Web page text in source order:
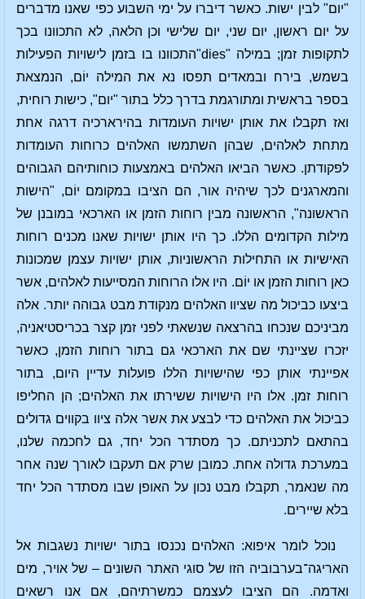
"יום" לבין ישות. כאשר דיברו על ימי השבוע כפי שאנו מדברים
על יום ראשון, יום שני, יום שלישי וכן הלאה, לא התכוונו בכך
לתקופות זמן; במילה "dies"התכוונו בו בזמן לישויות הפעילות
בשמש, בירח ובמאדים תפסו נא את המילה יוֹם, הנמצאת
בספר בראשית ומתורגמת בדרך כלל בתור "יום", כישות רוחית,
ואז תקבלו את אותן ישויות העומדות בהירארכיה דרגה אחת
מתחת לאלהים, שבהן השתמשו האלהים כרוחות העומדות
לפקודתן. כאשר הביאו האלהים באמצעות כוחותיהם הגבוהים
והמארגנים לכך שיהיה אור, הם הציבו במקומם יוֹם, "הישות
הראשונה", הראשונה מבין רוחות הזמן או הארכאי במובנן של
מילות הקדומים הללו. כך היו אותן ישויות שאנו מכנים רוחות
האישיות או התחילות הראשוניות, אותן ישויות עצמן שמכונות
כאן רוחות הזמן או יוֹם. היו אלו הרוחות המסייעות לאלהים, אשר
ביצעו כביכול מה שציוו האלהים מנקודת מבט גבוהה יותר. אלה
מביניכם שנכחו בהרצאה שנשאתי לפני זמן קצר בכריסטיאניה,
יזכרו שציינתי שם את הארכאי גם בתור רוחות הזמן, כאשר
אפיינתי אותן כפי שהישויות הללו פועלות עדיין היום, בתור
רוחות זמן. אלו היו הישויות ששירתו את האלהים; הן החליפו
כביכול את האלהים כדי לבצע את אשר אלה ציוו בקווים גדולים
בהתאם לתכניתם. כך מסתדר הכל יחד, גם לחכמה שלנו,
במערכת גדולה אחת. כמובן שרק אם תעקבו לאורך שנה אחר
מה שנאמר, תקבלו מבט נכון על האופן שבו מסתדר הכל יחד
בלא שיירים.
נוכל לומר איפוא: האלהים נכנסו בתור ישויות נשגבות אל
האריגה־בערבוביה הזו של סוגי האתר השונים – של אויר, מים
ואדמה. הם הציבו לעצמם כמשרתיהם, אם אנו רשאים